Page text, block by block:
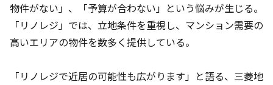
物件がない」、「予算が合わない」という悩みが生じる。
「リノレジ」では、立地条件を重視し、マンション需要の
高いエリアの物件を数多く提供している。
「リノレジで近居の可能性も広がります」と語る、三菱地